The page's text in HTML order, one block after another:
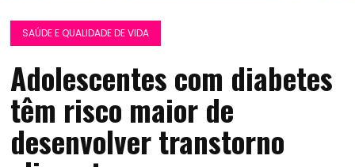
SAÚDE E QUALIDADE DE VIDA
Adolescentes com diabetes
têm risco maior de
desenvolver transtorno